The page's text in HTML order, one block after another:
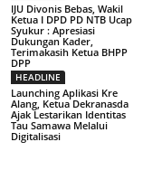
IJU Divonis Bebas, Wakil
Ketua I DPD PD NTB Ucap
Syukur : Apresiasi
Dukungan Kader,
Terimakasih Ketua BHPP
DPP
HEADLINE
Launching Aplikasi Kre
Alang, Ketua Dekranasda
Ajak Lestarikan Identitas
Tau Samawa Melalui
Digitalisasi